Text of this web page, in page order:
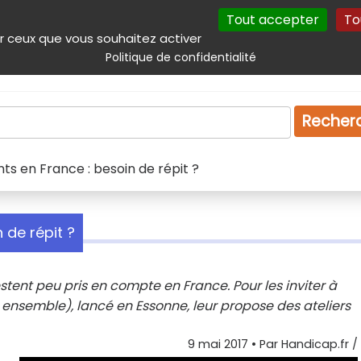
que vous souhaitez activer
Tout accepter
Politique de confidentialité
Autres services Plan du site
Produits & services Emploi Droit
en France : besoin de répit ?
de répit ?
peu pris en compte en France. Pour les inviter à
lancé en Essonne, leur propose des ateliers
9 mai 2017 • Par Handicap.fr /